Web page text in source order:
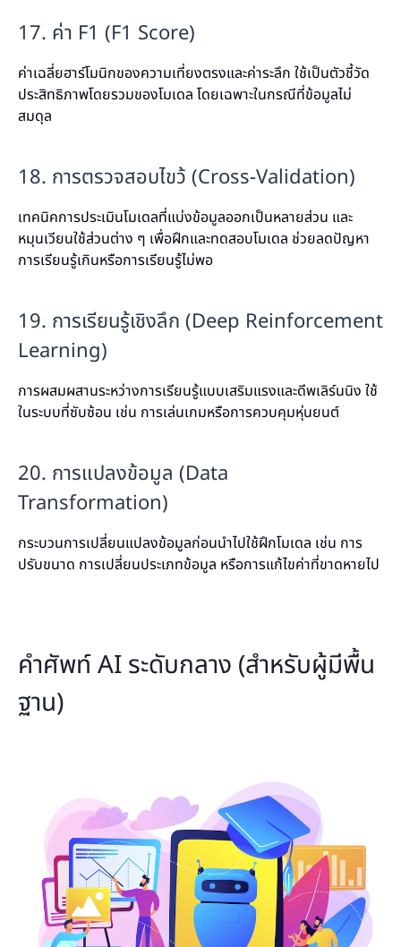
17. ค่า F1 (F1 Score)
ค่าเฉลี่ยฮาร์โมนิกของความเที่ยงตรงและค่าระลึก ใช้เป็นตัวชี้วัด
ประสิทธิภาพโดยรวมของโมเดล โดยเฉพาะในกรณีที่ข้อมูลไม่
สมดุล
18. การตรวจสอบไขว้ (Cross-Validation)
เทคนิคการประเมินโมเดลที่แบ่งข้อมูลออกเป็นหลายส่วน และ
หมุนเวียนใช้ส่วนต่าง ๆ เพื่อฝึกและทดสอบโมเดล ช่วยลดปัญหา
การเรียนรู้เกินหรือการเรียนรู้ไม่พอ
19. การเรียนรู้เชิงลึก (Deep Reinforcement
Learning)
การผสมผสานระหว่างการเรียนรู้แบบเสริมแรงและดีพเลิร์นนิง ใช้
ในระบบที่ซับซ้อน เช่น การเล่นเกมหรือการควบคุมหุ่นยนต์
20. การแปลงข้อมูล (Data
Transformation)
กระบวนการเปลี่ยนแปลงข้อมูลก่อนนำไปใช้ฝึกโมเดล เช่น การ
ปรับขนาด การเปลี่ยนประเภทข้อมูล หรือการแก้ไขค่าที่ขาดหายไป
คำศัพท์ AI ระดับกลาง (สำหรับผู้มีพื้น
ฐาน)